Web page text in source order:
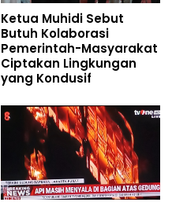
Ketua Muhidi Sebut
Butuh Kolaborasi
Pemerintah-Masyarakat
Ciptakan Lingkungan
yang Kondusif